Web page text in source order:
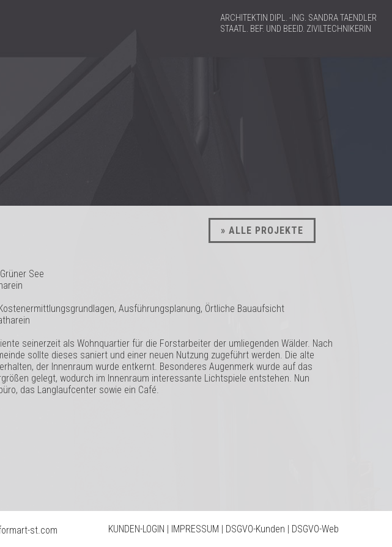
ARCHITEKTIN DIPL. -ING. SANDRA TAENDLER
STAATL. BEF. UND BEEID. ZIVILTECHNIKERIN
» ALLE PROJEKTE
See
Ausführungsplanung, Örtliche Bauaufsicht
seinerzeit als Wohnquartier für die Forstarbeiter der umliegenden Wälder. Nach
sollte dieses saniert und einer neuen Nutzung zugeführt werden. Die alte
der Innenraum wurde entkernt. Besonderes Augenmerk wurde auf das
gelegt, wodurch im Innenraum interessante Lichtspiele entstehen. Nun
das Langlaufcenter sowie ein Café.
st.com KUNDEN-LOGIN IMPRESSUM DSGVO-Kunden DSGVO-Web